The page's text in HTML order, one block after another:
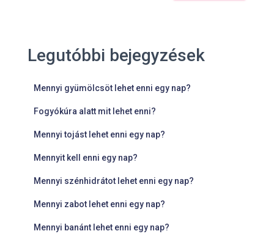
Legutóbbi bejegyzések
Mennyi gyümölcsöt lehet enni egy nap?
Fogyókúra alatt mit lehet enni?
Mennyi tojást lehet enni egy nap?
Mennyit kell enni egy nap?
Mennyi szénhidrátot lehet enni egy nap?
Mennyi zabot lehet enni egy nap?
Mennyi banánt lehet enni egy nap?